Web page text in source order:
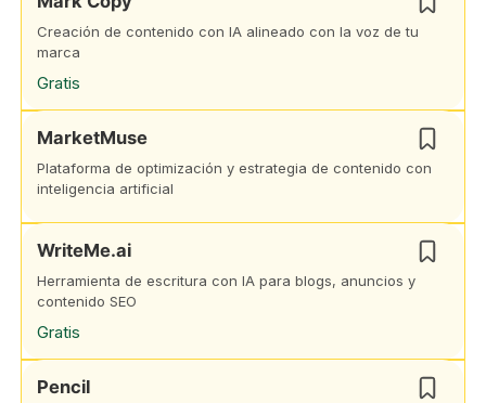
Creación de contenido con IA alineado con la voz de tu
marca
Gratis
MarketMuse
Plataforma de optimización y estrategia de contenido con
inteligencia artificial
WriteMe.ai
Herramienta de escritura con IA para blogs, anuncios y
contenido SEO
Gratis
Pencil